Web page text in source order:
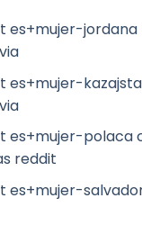
es+mujer-jordana
es+mujer-
es+mujer-polaca
reddit
es+mujer-